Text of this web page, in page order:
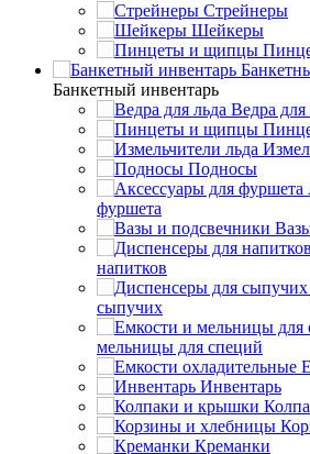
Стрейнеры
Шейкеры
Банкетный инвентарь
Ведра для
Подносы
фуршета
напитков
сыпучих
мельницы для специй
Инвентарь
Креманки